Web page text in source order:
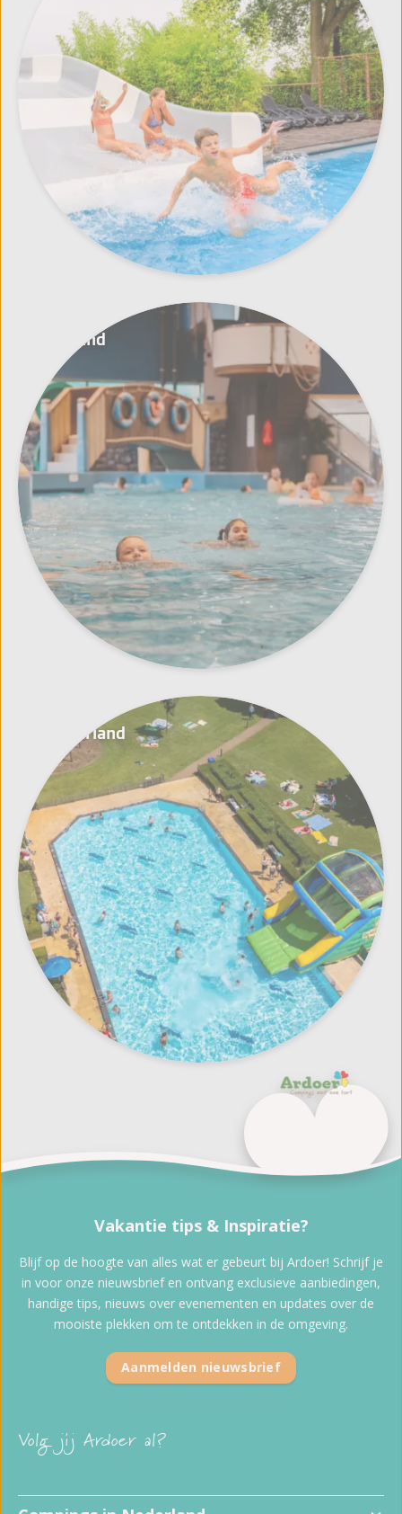
Zeeland
Nederland
Volg jij Ardoer al?
Vakantie tips & Inspiratie?
Blijf op de hoogte van alles wat er gebeurt bij Ardoer! Schrijf je
in voor onze nieuwsbrief en ontvang exclusieve aanbiedingen,
handige tips, nieuws over evenementen en updates over de
mooiste plekken om te ontdekken in de omgeving.
Aanmelden nieuwsbrief